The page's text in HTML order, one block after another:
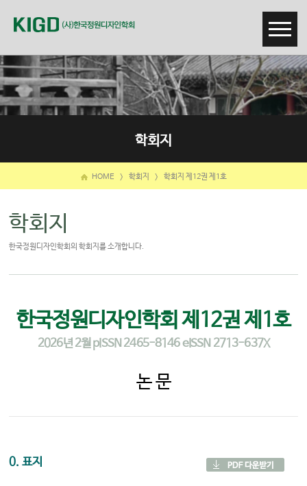
학회지
HOME > 학회지 > 학회지 제12권 제1호
학회지
한국정원디자인학회의 학회지를 소개합니다.
한국정원디자인학회 제12권 제1호
2026년 2월 pISSN 2465-8146 eISSN 2713-637X
논 문
0. 표지